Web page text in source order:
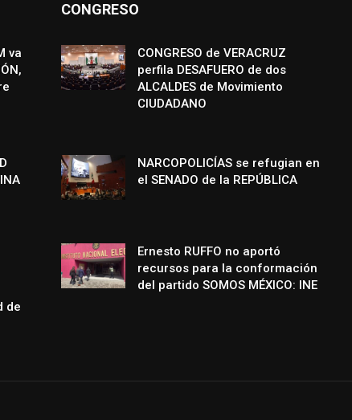
va
de
CONGRESO
CONGRESO de VERACRUZ
perfila DESAFUERO de dos
ALCALDES de Movimiento
CIUDADANO
NARCOPOLICÍAS se refugian en
el SENADO de la REPÚBLICA
Ernesto RUFFO no aportó
recursos para la conformación
del partido SOMOS MÉXICO: INE